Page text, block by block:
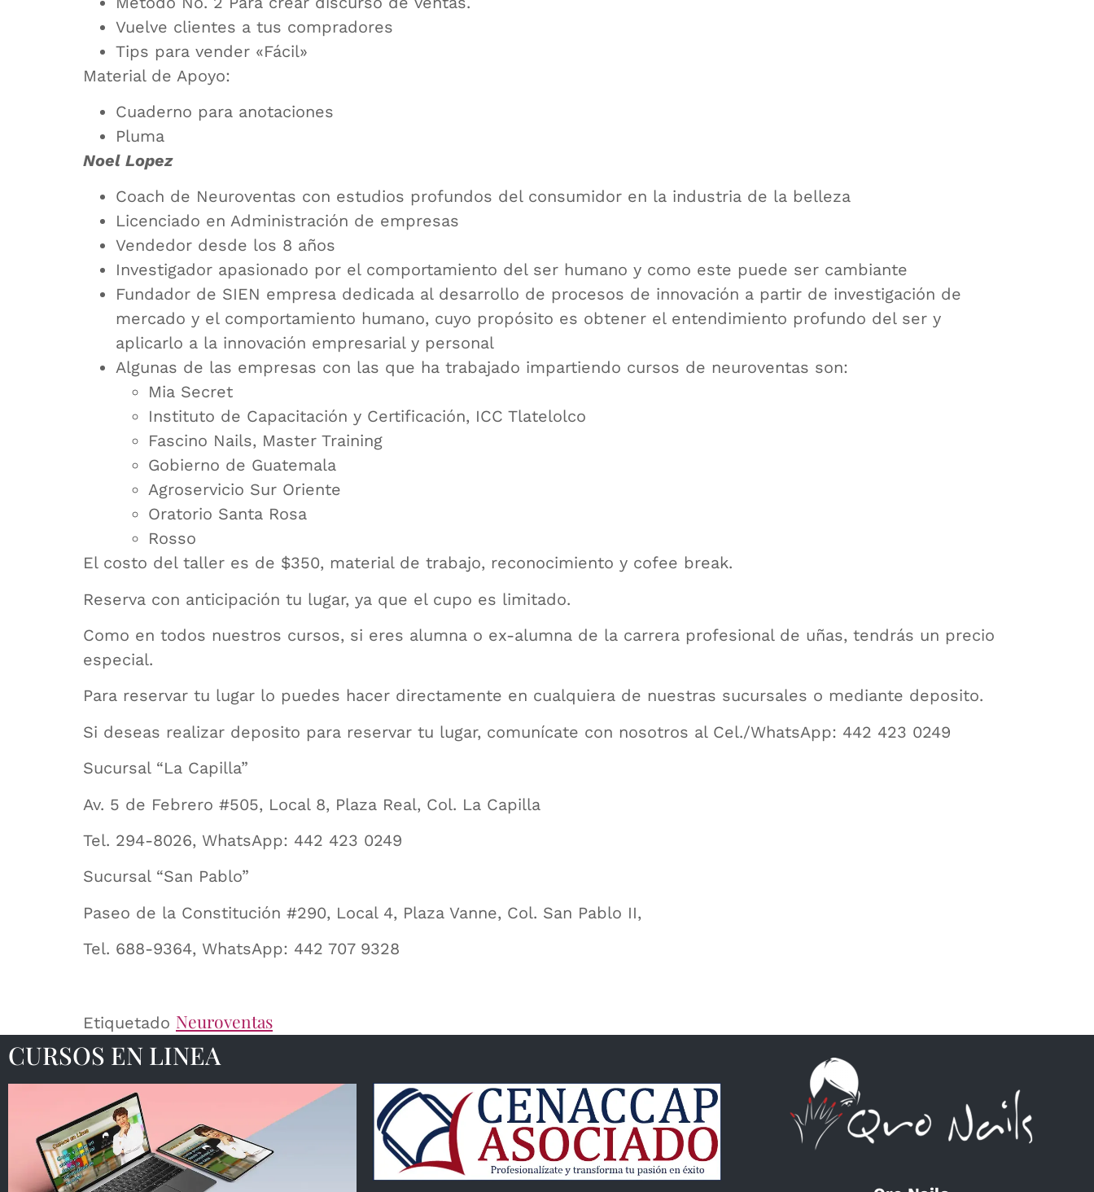
Vuelve clientes a tus compradores
Tips para vender «Fácil»
Material de Apoyo:
Cuaderno para anotaciones
Pluma
Noel Lopez
Coach de Neuroventas con estudios profundos del consumidor en la industria de la belleza
Licenciado en Administración de empresas
Vendedor desde los 8 años
Investigador apasionado por el comportamiento del ser humano y como este puede ser cambiante
Fundador de SIEN empresa dedicada al desarrollo de procesos de innovación a partir de investigación de
mercado y el comportamiento humano, cuyo propósito es obtener el entendimiento profundo del ser y
aplicarlo a la innovación empresarial y personal
Algunas de las empresas con las que ha trabajado impartiendo cursos de neuroventas son:
Mia Secret
Instituto de Capacitación y Certificación, ICC Tlatelolco
Fascino Nails, Master Training
Gobierno de Guatemala
Agroservicio Sur Oriente
Oratorio Santa Rosa
Rosso
El costo del taller es de $350, material de trabajo, reconocimiento y cofee break.
Reserva con anticipación tu lugar, ya que el cupo es limitado.
Como en todos nuestros cursos, si eres alumna o ex-alumna de la carrera profesional de uñas, tendrás un precio
especial.
Para reservar tu lugar lo puedes hacer directamente en cualquiera de nuestras sucursales o mediante deposito.
Si deseas realizar deposito para reservar tu lugar, comunícate con nosotros al Cel./WhatsApp: 442 423 0249
Sucursal “La Capilla”
Av. 5 de Febrero #505, Local 8, Plaza Real, Col. La Capilla
Tel. 294-8026, WhatsApp: 442 423 0249
Sucursal “San Pablo”
Paseo de la Constitución #290, Local 4, Plaza Vanne, Col. San Pablo II,
Tel. 688-9364, WhatsApp: 442 707 9328
Etiquetado Neuroventas
CURSOS EN LINEA